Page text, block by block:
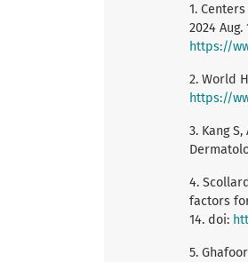
1.
2024
https://
2. World
https://
3. Kang
4.
factors
14. doi:
5.